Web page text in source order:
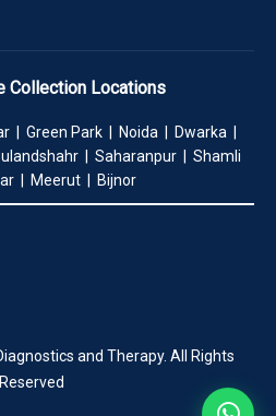
Collection Locations
| Green Park | Noida | Dwarka |
| Saharanpur | Shamli
| Meerut | Bijnor
and Therapy. All Rights
Reserved